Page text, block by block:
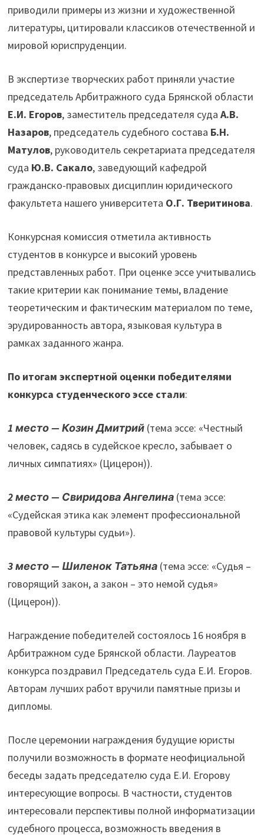
приводили примеры из жизни и художественной
литературы, цитировали классиков отечественной и
мировой юриспруденции.
В экспертизе творческих работ приняли участие
председатель Арбитражного суда Брянской области
Е.И. Егоров, заместитель председателя судаА.В.
Назаров, председатель судебного состава Б.Н.
Матулов, руководитель секретариата председателя
суда Ю.В. Сакало, заведующий кафедрой
гражданско-правовых дисциплин юридического
факультета нашего университета О.Г. Тверитинова.
Конкурсная комиссия отметила активность
студентов в конкурсе и высокий уровень
представленных работ. При оценке эссе учитывались
такие критерии как понимание темы, владение
теоретическим и фактическим материалом по теме,
эрудированность автора, языковая культура в
рамках заданного жанра.
По итогам экспертной оценки победителями
конкурса студенческого эссе стали:
1 место — Козин Дмитрий (тема эссе: «Честный
человек, садясь в судейское кресло, забывает о
личных симпатиях» (Цицерон)).
2 место — Свиридова Ангелина (тема эссе:
«Судейская этика как элемент профессиональной
правовой культуры судьи»).
3 место — Шиленок Татьяна (тема эссе: «Судья –
говорящий закон, а закон – это немой судья»
(Цицерон)).
Награждение победителей состоялось 16 ноября в
Арбитражном суде Брянской области. Лауреатов
конкурса поздравил Председатель суда Е.И. Егоров.
Авторам лучших работ вручили памятные призы и
дипломы.
После церемонии награждения будущие юристы
получили возможность в формате неофициальной
беседы задать председателю суда Е.И. Егорову
интересующие вопросы. В частности, студентов
интересовали перспективы полной информатизации
судебного процесса, возможность введения в